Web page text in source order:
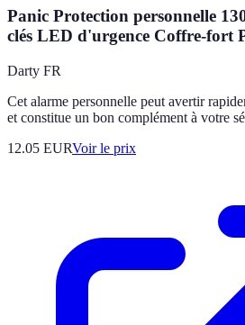
Panic Protection personnelle
clés LED d'urgence Coffre-fort
Darty FR
Cet alarme personnelle peut avertir
et constitue un bon complément à votre
12.05 EURVoir le prix